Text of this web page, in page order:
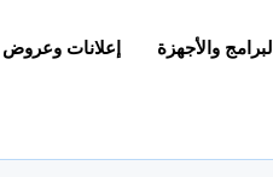
البرامج والأجهزة إعلانات وعروض